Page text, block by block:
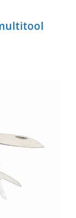
7920045 of 06-55731304